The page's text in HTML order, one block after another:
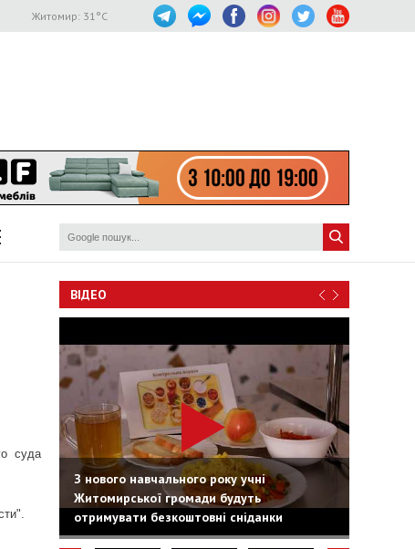
Житомир: 31°C
суда
ВІДЕО
З нового навчального року учні
Житомирської громади будуть
отримувати безкоштовні сніданки